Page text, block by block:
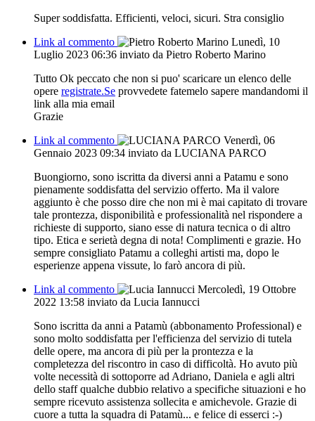
Super soddisfatta. Efficienti, veloci, sicuri. Stra consiglio
Link al commento
Lunedì, 10
Luglio 2023 06:36 inviato da Pietro Roberto Marino
Tutto Ok peccato che non si puo' scaricare un elenco delle
opere registrate.Se provvedete fatemelo sapere mandandomi il
link alla mia email
Grazie
Link al commento
Venerdì, 06
Gennaio 2023 09:34 inviato da LUCIANA PARCO
Buongiorno, sono iscritta da diversi anni a Patamu e sono
pienamente soddisfatta del servizio offerto. Ma il valore
aggiunto è che posso dire che non mi è mai capitato di trovare
tale prontezza, disponibilità e professionalità nel rispondere a
richieste di supporto, siano esse di natura tecnica o di altro
tipo. Etica e serietà degna di nota! Complimenti e grazie. Ho
sempre consigliato Patamu a colleghi artisti ma, dopo le
esperienze appena vissute, lo farò ancora di più.
Link al commento
Mercoledì, 19 Ottobre
2022 13:58 inviato da Lucia Iannucci
Sono iscritta da anni a Patamù (abbonamento Professional) e
sono molto soddisfatta per l'efficienza del servizio di tutela
delle opere, ma ancora di più per la prontezza e la
completezza del riscontro in caso di difficoltà. Ho avuto più
volte necessità di sottoporre ad Adriano, Daniela e agli altri
dello staff qualche dubbio relativo a specifiche situazioni e ho
sempre ricevuto assistenza sollecita e amichevole. Grazie di
cuore a tutta la squadra di Patamù... e felice di esserci :-)